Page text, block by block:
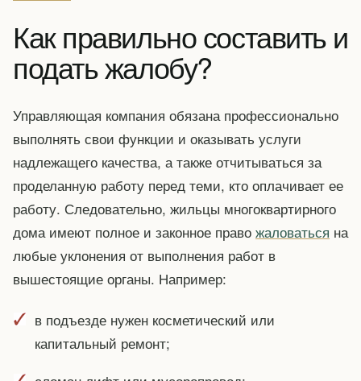
Как правильно составить и
подать жалобу?
Управляющая компания обязана профессионально
выполнять свои функции и оказывать услуги
надлежащего качества, а также отчитываться за
проделанную работу перед теми, кто оплачивает ее
работу. Следовательно, жильцы многоквартирного
дома имеют полное и законное право жаловаться на
любые уклонения от выполнения работ в
вышестоящие органы. Например:
в подъезде нужен косметический или
капитальный ремонт;